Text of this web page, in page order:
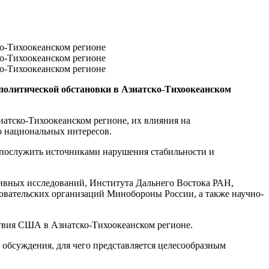
обстановки в Азиатско-Тихоокеанском
Тихоокеанском регионе, их влияния на
интересов.
источниками нарушения стабильности и
исследований, Института Дальнего Востока РАН,
организаций Минобороны России, а также научно-
США в Азиатско-Тихоокеанском регионе.
для чего представляется целесообразным